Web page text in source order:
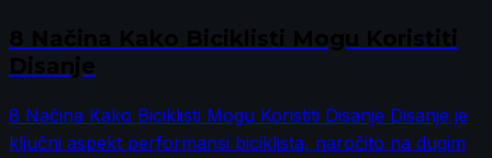
8 Načina Kako Biciklisti Mogu Koristiti Disanje Disanje je
ključni aspekt performansi biciklista, naročito na dugim